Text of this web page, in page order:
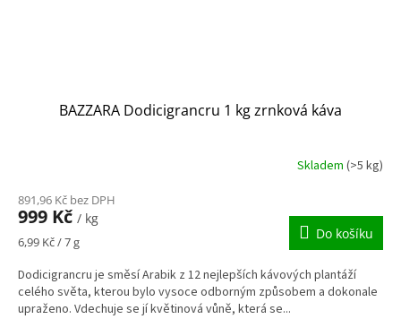
BAZZARA Dodicigrancru 1 kg zrnková káva
Skladem (>5 kg)
891,96 Kč bez DPH
999 Kč / kg
Měrná
6,99 Kč / 7 g Do košíku
Dodicigrancru je směsí Arabik z 12 nejlepších kávových plantáží
celého světa, kterou bylo vysoce odborným způsobem a dokonale
upraženo. Vdechuje se jí květinová vůně, která se...